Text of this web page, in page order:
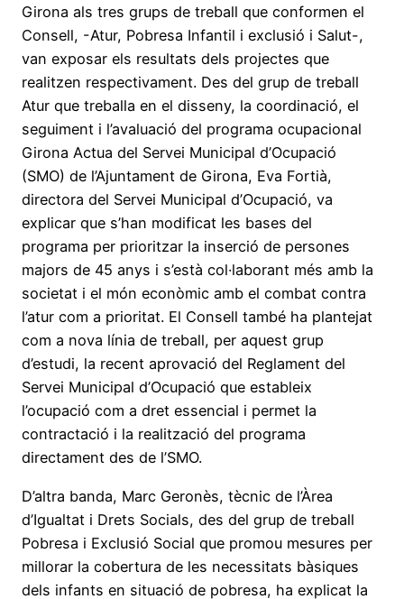
Girona als tres grups de treball que conformen el
Consell, -Atur, Pobresa Infantil i exclusió i Salut-,
van exposar els resultats dels projectes que
realitzen respectivament. Des del grup de treball
Atur que treballa en el disseny, la coordinació, el
seguiment i l’avaluació del programa ocupacional
Girona Actua del Servei Municipal d’Ocupació
(SMO) de l’Ajuntament de Girona, Eva Fortià,
directora del Servei Municipal d’Ocupació, va
explicar que s’han modificat les bases del
programa per prioritzar la inserció de persones
majors de 45 anys i s’està col·laborant més amb la
societat i el món econòmic amb el combat contra
l’atur com a prioritat. El Consell també ha plantejat
com a nova línia de treball, per aquest grup
d’estudi, la recent aprovació del Reglament del
Servei Municipal d’Ocupació que estableix
l’ocupació com a dret essencial i permet la
contractació i la realització del programa
directament des de l’SMO.
D’altra banda, Marc Geronès, tècnic de l’Àrea
d’Igualtat i Drets Socials, des del grup de treball
Pobresa i Exclusió Social que promou mesures per
millorar la cobertura de les necessitats bàsiques
dels infants en situació de pobresa, ha explicat la